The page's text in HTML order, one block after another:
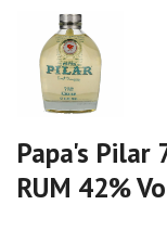
Papa's Pilar
RUM 42%